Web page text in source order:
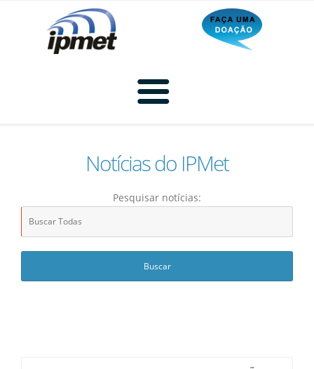
Home
Radar Animado
Notícias do IPMet
Pesquisar notícias: